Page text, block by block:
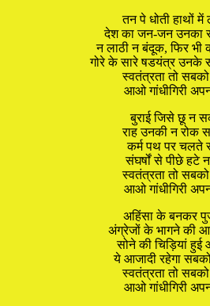
तन पे धोती हाथों में
देश का जन-जन उनका
न लाठी न बंदूक, फिर भी
गोरे के सारे षडयंत्र उनके
स्वतंत्रता तो सबको
आओ गांधीगिरी
बुराई जिसे छू न
राह उनकी न रोक
कर्म पथ पर चलते
संघर्षों से पीछे हटे
स्वतंत्रता तो सबको
आओ गांधीगिरी
अहिंसा के बनकर
अंग्रेजों के भागने की
सोने की चिड़ियां हुई
ये आजादी रहेगा
स्वतंत्रता तो सबको
आओ गांधीगिरी